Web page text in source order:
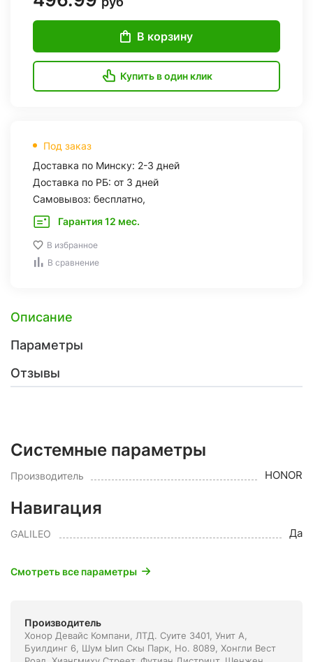
В корзину
Купить в один клик
Под заказ
Доставка по Минску: 2-3 дней
Доставка по РБ: от 3 дней
Самовывоз: бесплатно,
Гарантия 12 мес.
В избранное
В сравнение
Описание
Параметры
Отзывы
Системные параметры
Производитель HONOR
Навигация
GALILEO Да
Смотреть все параметры
Производитель
Хонор Девайс Компани, ЛТД. Суите 3401, Унит A,
Буилдинг 6, Шум Ыип Скы Парк, Но. 8089, Хонгли Вест